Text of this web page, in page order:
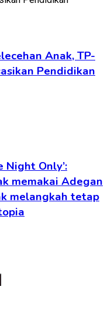
Anak, TP-
Pendidikan
Night Only’:
memakai Adegan
melangkah tetap